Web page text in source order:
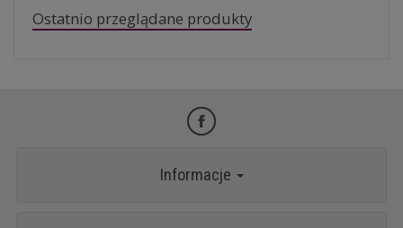
Ostatnio przeglądane produkty
Informacje